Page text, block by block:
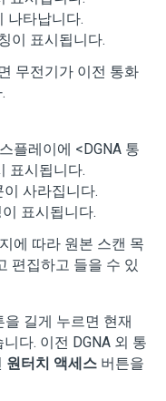
나타납니다.
이 표시됩니다.
무전기가 이전 통화
플레이에 <DGNA 통
표시됩니다.
사라집니다.
표시됩니다.
에 따라 원본 스캔 목
편집하고 들을 수 있
을 길게 누르면 현재
다. 이전 DGNA 외 통
원터치 액세스 버튼을